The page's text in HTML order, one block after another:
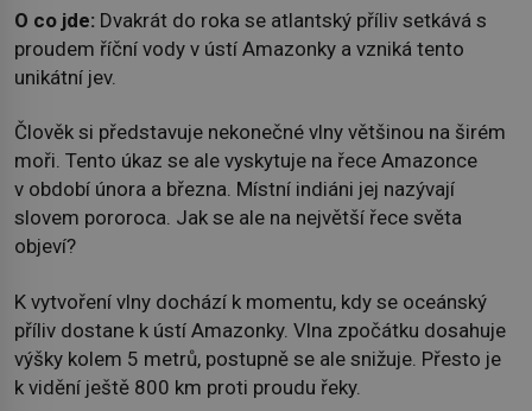
O co jde: Dvakrát do roka se atlantský příliv setkává s
proudem říční vody v ústí Amazonky a vzniká tento
unikátní jev.
Člověk si představuje nekonečné vlny většinou na širém
moři. Tento úkaz se ale vyskytuje na řece Amazonce
v období února a března. Místní indiáni jej nazývají
slovem pororoca. Jak se ale na největší řece světa
objeví?
K vytvoření vlny dochází k momentu, kdy se oceánský
příliv dostane k ústí Amazonky. Vlna zpočátku dosahuje
výšky kolem 5 metrů, postupně se ale snižuje. Přesto je
k vidění ještě 800 km proti proudu řeky.